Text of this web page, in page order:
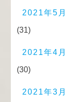
2021年5月
(31)
2021年4月
(30)
2021年3月